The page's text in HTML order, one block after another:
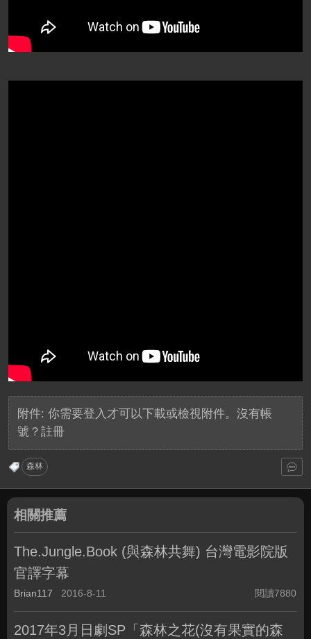
附件: 你需要登入 才可以下載或檢視附件。沒有帳
號？ 註冊
森林
相關推薦
The.Jungle.Book (與森林共舞) 台灣電影院版
官譯字幕
Brian117 2016-8-11 閱讀7880
2017年3月日劇SP「森林之花(沒有果實的森